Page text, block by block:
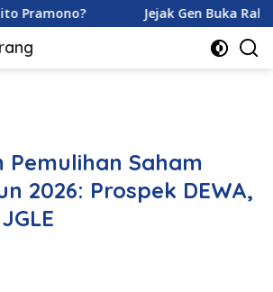
Jejak Gen Buka Rahasia
Pemulihan Saham
2026: Prospek DEWA,